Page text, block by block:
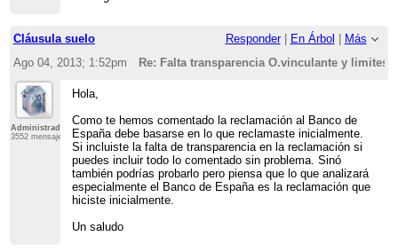
Cláusula suelo Responder| En Árbol
Más
Ago 04, 2013; 1:52pm
Re: Falta transparencia O.vinculante y limites
Administrador
3552 mensajes
Hola,
Como te hemos comentado la reclamación al Banco de
España debe basarse en lo que reclamaste inicialmente.
Si incluiste la falta de transparencia en la reclamación si
puedes incluir todo lo comentado sin problema. Sinó
también podrías probarlo pero piensa que lo que analizará
especialmente el Banco de España es la reclamación que
hiciste inicialmente.
Un saludo